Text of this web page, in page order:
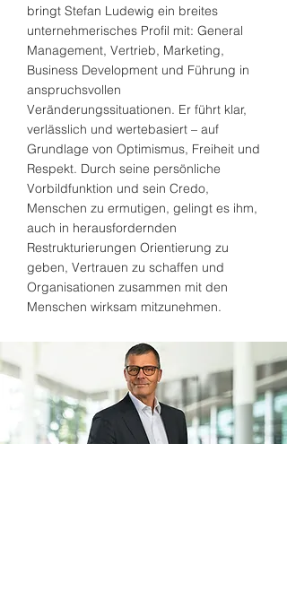
bringt Stefan Ludewig ein breites
unternehmerisches Profil mit: General
Management, Vertrieb, Marketing,
Business Development und Führung in
anspruchsvollen
Veränderungssituationen. Er führt klar,
verlässlich und wertebasiert – auf
Grundlage von Optimismus, Freiheit und
Respekt. Durch seine persönliche
Vorbildfunktion und sein Credo,
Menschen zu ermutigen, gelingt es ihm,
auch in herausfordernden
Restrukturierungen Orientierung zu
geben, Vertrauen zu schaffen und
Organisationen zusammen mit den
Menschen wirksam mitzunehmen.